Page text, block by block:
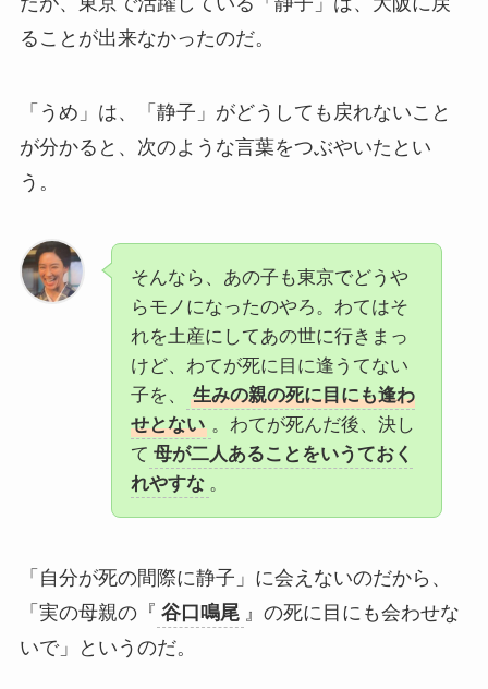
ることが出来なかったのだ。
「うめ」は、「静子」がどうしても戻れないこと
が分かると、次のような言葉をつぶやいたとい
う。
そんなら、あの子も東京でどうや
らモノになったのやろ。わてはそ
れを土産にしてあの世に行きまっ
けど、わてが死に目に逢うてない
子を、
生みの親の死に目にも逢わ
せとない 。わてが死んだ後、決し
て 母が二人あることをいうておく
れやすな 。
「自分が死の間際に静子」に会えないのだから、
「実の母親の『 谷口鳴尾 』の死に目にも会わせな
いで」というのだ。